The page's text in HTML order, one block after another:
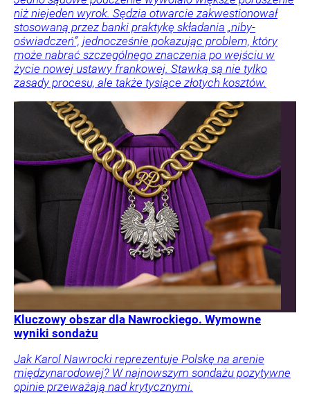
niż niejeden wyrok. Sędzia otwarcie zakwestionował
stosowaną przez banki praktykę składania „niby-
oświadczeń”, jednocześnie pokazując problem, który
może nabrać szczególnego znaczenia po wejściu w
życie nowej ustawy frankowej. Stawką są nie tylko
zasady procesu, ale także tysiące złotych kosztów.
Kluczowy obszar dla Nawrockiego. Wymowne
wyniki sondażu
Jak Karol Nawrocki reprezentuje Polskę na arenie
międzynarodowej? W najnowszym sondażu pozytywne
opinie przeważają nad krytycznymi.